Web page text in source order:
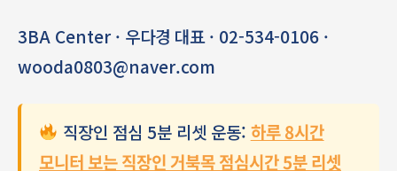
3BA Center · 우다경 대표 · 02-534-0106 ·
wooda0803@naver.com
직장인 점심 5분 리셋 운동: 하루 8시간
모니터 보는 직장인 거북목 점심시간 5분 리셋